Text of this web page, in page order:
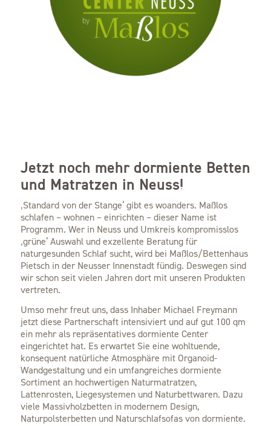
Jetzt noch mehr dormiente Betten
und Matratzen in Neuss!
‚Standard von der Stange‘ gibt es woanders. Maßlos
schlafen – wohnen – einrichten – dieser Name ist
Programm. Wer in Neuss und Umkreis kompromisslos
‚grüne‘ Auswahl und exzellente Beratung für
naturgesunden Schlaf sucht, wird bei Maßlos/Bettenhaus
Pietsch in der Neusser Innenstadt fündig. Deswegen sind
wir schon seit vielen Jahren dort mit unseren Produkten
vertreten.
Umso mehr freut uns, dass Inhaber Michael Freymann
jetzt diese Partnerschaft intensiviert und auf gut 100 qm
ein mehr als repräsentatives dormiente Center
eingerichtet hat. Es erwartet Sie eine wohltuende,
konsequent natürliche Atmosphäre mit Organoid-
Wandgestaltung und ein umfangreiches dormiente
Sortiment an hochwertigen Naturmatratzen,
Lattenrosten, Liegesystemen und Naturbettwaren. Dazu
viele Massivholzbetten in modernem Design,
Naturpolsterbetten und Naturschlafsofas von dormiente.